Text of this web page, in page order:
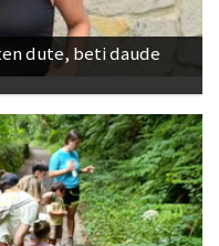
dute, beti daude